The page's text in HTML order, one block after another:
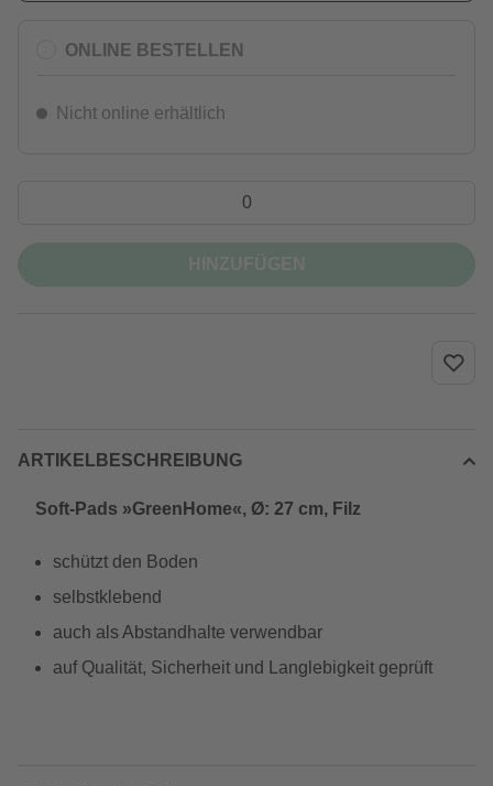
ONLINE BESTELLEN
Nicht online erhältlich
ARTIKELBESCHREIBUNG
Soft-Pads »GreenHome«, Ø: 27 cm, Filz
schützt den Boden
selbstklebend
auch als Abstandhalte verwendbar
auf Qualität, Sicherheit und Langlebigkeit geprüft